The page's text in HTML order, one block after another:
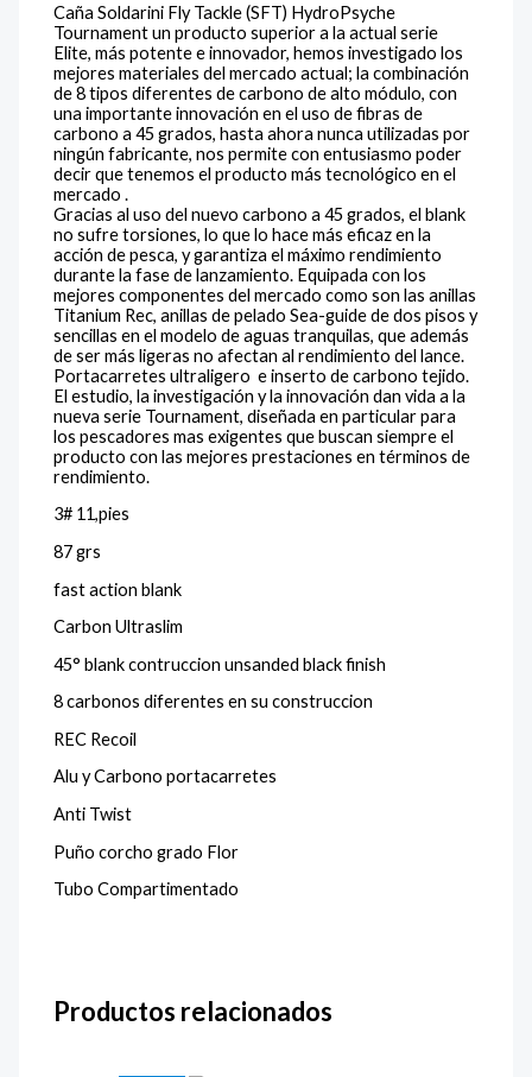
Caña Soldarini Fly Tackle (SFT) HydroPsyche
Tournament un producto superior a la actual serie
Elite, más potente e innovador, hemos investigado los
mejores materiales del mercado actual; la combinación
de 8 tipos diferentes de carbono de alto módulo, con
una importante innovación en el uso de fibras de
carbono a 45 grados, hasta ahora nunca utilizadas por
ningún fabricante, nos permite con entusiasmo poder
decir que tenemos el producto más tecnológico en el
mercado .
Gracias al uso del nuevo carbono a 45 grados, el blank
no sufre torsiones, lo que lo hace más eficaz en la
acción de pesca, y garantiza el máximo rendimiento
durante la fase de lanzamiento. Equipada con los
mejores componentes del mercado como son las anillas
Titanium Rec, anillas de pelado Sea-guide de dos pisos y
sencillas en el modelo de aguas tranquilas, que además
de ser más ligeras no afectan al rendimiento del lance.
Portacarretes ultraligero e inserto de carbono tejido.
El estudio, la investigación y la innovación dan vida a la
nueva serie Tournament, diseñada en particular para
los pescadores mas exigentes que buscan siempre el
producto con las mejores prestaciones en términos de
rendimiento.
3# 11,pies
87 grs
fast action blank
Carbon Ultraslim
45° blank contruccion unsanded black finish
8 carbonos diferentes en su construccion
REC Recoil
Alu y Carbono portacarretes
Anti Twist
Puño corcho grado Flor
Tubo Compartimentado
Productos relacionados